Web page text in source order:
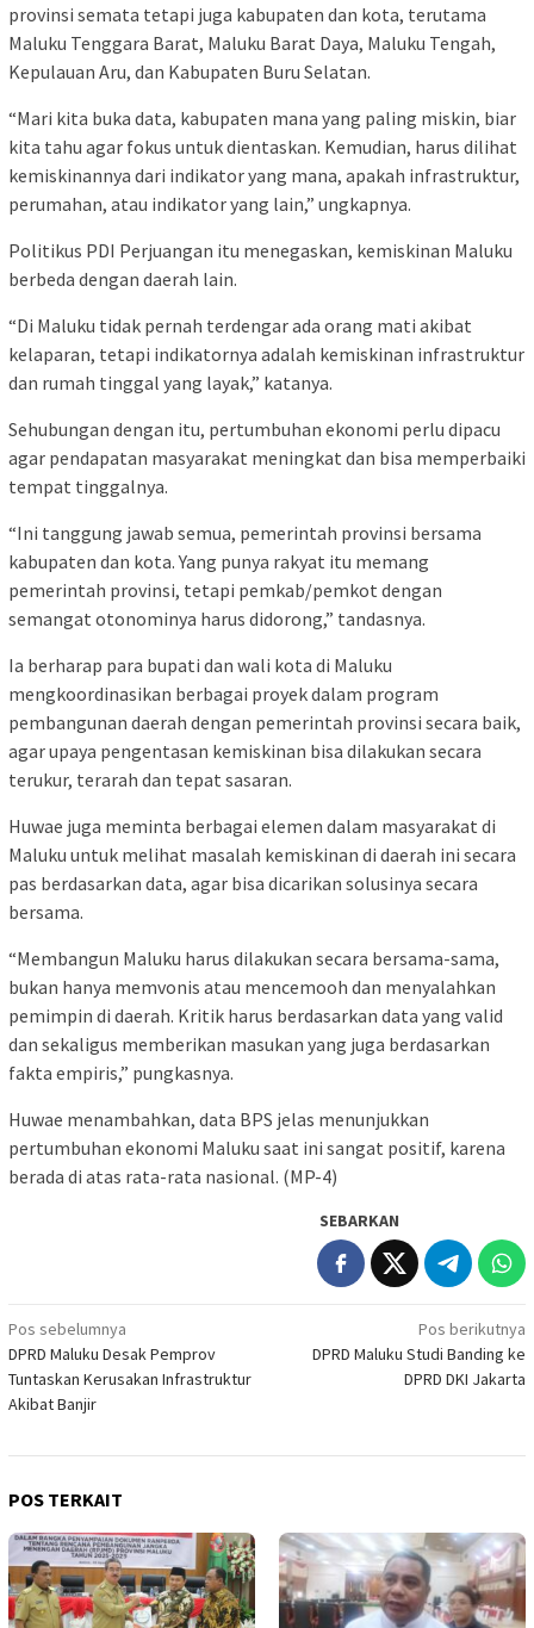
provinsi semata tetapi juga kabupaten dan kota, terutama
Maluku Tenggara Barat, Maluku Barat Daya, Maluku Tengah,
Kepulauan Aru, dan Kabupaten Buru Selatan.
“Mari kita buka data, kabupaten mana yang paling miskin, biar
kita tahu agar fokus untuk dientaskan. Kemudian, harus dilihat
kemiskinannya dari indikator yang mana, apakah infrastruktur,
perumahan, atau indikator yang lain,” ungkapnya.
Politikus PDI Perjuangan itu menegaskan, kemiskinan Maluku
berbeda dengan daerah lain.
“Di Maluku tidak pernah terdengar ada orang mati akibat
kelaparan, tetapi indikatornya adalah kemiskinan infrastruktur
dan rumah tinggal yang layak,” katanya.
Sehubungan dengan itu, pertumbuhan ekonomi perlu dipacu
agar pendapatan masyarakat meningkat dan bisa memperbaiki
tempat tinggalnya.
“Ini tanggung jawab semua, pemerintah provinsi bersama
kabupaten dan kota. Yang punya rakyat itu memang
pemerintah provinsi, tetapi pemkab/pemkot dengan
semangat otonominya harus didorong,” tandasnya.
Ia berharap para bupati dan wali kota di Maluku
mengkoordinasikan berbagai proyek dalam program
pembangunan daerah dengan pemerintah provinsi secara baik,
agar upaya pengentasan kemiskinan bisa dilakukan secara
terukur, terarah dan tepat sasaran.
Huwae juga meminta berbagai elemen dalam masyarakat di
Maluku untuk melihat masalah kemiskinan di daerah ini secara
pas berdasarkan data, agar bisa dicarikan solusinya secara
bersama.
“Membangun Maluku harus dilakukan secara bersama-sama,
bukan hanya memvonis atau mencemooh dan menyalahkan
pemimpin di daerah. Kritik harus berdasarkan data yang valid
dan sekaligus memberikan masukan yang juga berdasarkan
fakta empiris,” pungkasnya.
Huwae menambahkan, data BPS jelas menunjukkan
pertumbuhan ekonomi Maluku saat ini sangat positif, karena
berada di atas rata-rata nasional. (MP-4)
SEBARKAN
Navigasi
pos
Pos sebelumnya
DPRD Maluku Desak Pemprov
Tuntaskan Kerusakan Infrastruktur
Akibat Banjir
Pos berikutnya
DPRD Maluku Studi Banding ke
DPRD DKI Jakarta
POS TERKAIT